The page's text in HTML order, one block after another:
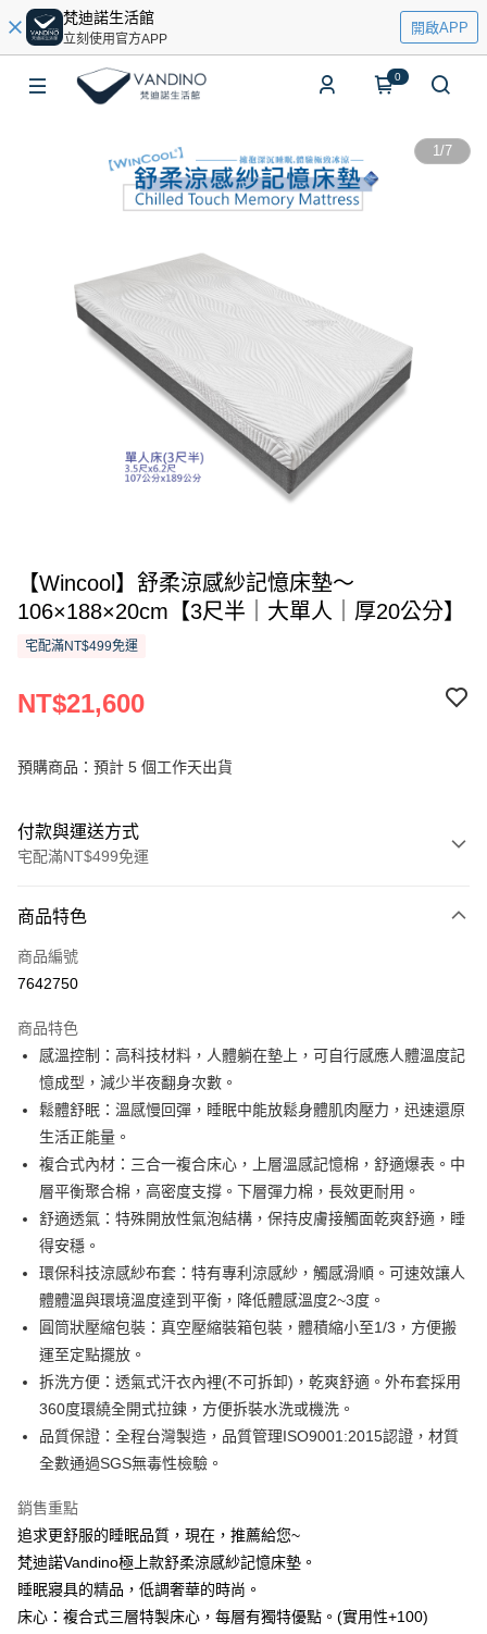
梵迪諾生活館
立刻使用官方APP
開啟APP
0
1/7
【Wincool】舒柔涼感紗記憶床墊～
106×188×20cm【3尺半｜大單人｜厚20公分】
宅配滿NT$499免運
NT$21,600
預購商品：預計 5 個工作天出貨
付款與運送方式
宅配滿NT$499免運
信用卡一次付款
信用卡分期付款
合作金庫商業銀行
華南商業銀行
彰化商業銀行
上海商業儲蓄銀行
國泰世華商業銀行
兆豐國際商業銀行
臺灣中小企業銀行
匯豐（台灣）商業銀行
華泰商業銀行
聯邦商業銀行
遠東國際商業銀行
元大商業銀行
永豐商業銀行
玉山商業銀行
星展（台灣）商業銀行
台新國際商業銀行
台灣樂天信用卡公司
6 期 0 利率 每期
華南商業銀行
上海商業儲蓄銀行
台北富邦商業銀行
國泰世華商業銀行
臺灣中小企業銀行
台中商業銀行
匯豐（台灣）商業銀行
華泰商業銀行
聯邦商業銀行
遠東國際商業銀行
元大商業銀行
永豐商業銀行
玉山商業銀行
台新國際商業銀行
中國信託商業銀行
台灣樂天信用卡公司
LINE Pay
Apple Pay
街口支付
悠遊付
Google Pay
全盈+PAY
AFTEE先享後付
相關說明
AFTEE先享後付是「在收到商品之後才付款」的支付方式。 讓您購物簡單
便利好安心！
１．簡單：不需註冊會員、不需綁卡、不需儲值。
２．便利：只要手機號碼，簡訊認證，即可結帳。
３．安心：先確認商品／服務後，再付款。
【「AFTEE先享後付」結帳流程】
１．於結帳方式選擇「AFTEE先享後付」後，將跳轉至「AFTEE先享後付」
結帳頁面，進行簡訊認證並確認金額後，即可完成結帳。
２．訂單成立數日內，您將收到繳費通知簡訊。
３．收到繳費通知簡訊後14天內，點擊此簡訊中的連結，可透過四大超商／
※ 請注意：結帳手續完成當下不需立刻繳費，但若您需要取消訂單，請聯絡
ATM付款
運送方式
宅配
每筆NT$100，滿NT$499(含以上)免運費
商品特色
商品編號
7642750
商品特色
感溫控制：高科技材料，人體躺在墊上，可自行感應人體溫度記
憶成型，減少半夜翻身次數。
鬆體舒眠：溫感慢回彈，睡眠中能放鬆身體肌肉壓力，迅速還原
生活正能量。
複合式內材：三合一複合床心，上層溫感記憶棉，舒適爆表。中
層平衡聚合棉，高密度支撐。下層彈力棉，長效更耐用。
舒適透氣：特殊開放性氣泡結構，保持皮膚接觸面乾爽舒適，睡
得安穩。
環保科技涼感紗布套：特有專利涼感紗，觸感滑順。可速效讓人
體體溫與環境溫度達到平衡，降低體感溫度2~3度。
圓筒狀壓縮包裝：真空壓縮裝箱包裝，體積縮小至1/3，方便搬
運至定點擺放。
拆洗方便：透氣式汗衣內裡(不可拆卸)，乾爽舒適。外布套採用
360度環繞全開式拉鍊，方便拆裝水洗或機洗。
品質保證：全程台灣製造，品質管理ISO9001:2015認證，材質
全數通過SGS無毒性檢驗。
銷售重點
追求更舒服的睡眠品質，現在，推薦給您~
梵迪諾Vandino極上款舒柔涼感紗記憶床墊。
睡眠寢具的精品，低調奢華的時尚。
床心：複合式三層特製床心，每層有獨特優點。(實用性+100)